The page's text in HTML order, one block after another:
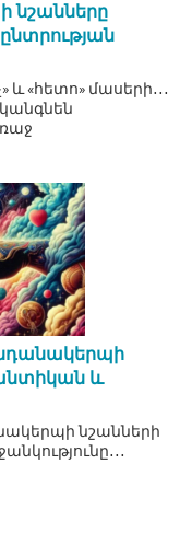
նշանները
«հետո» մասերի․․․
և
նշանների